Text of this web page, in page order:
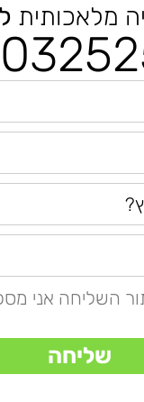
מלאכותית
השליחה אני
שליחה